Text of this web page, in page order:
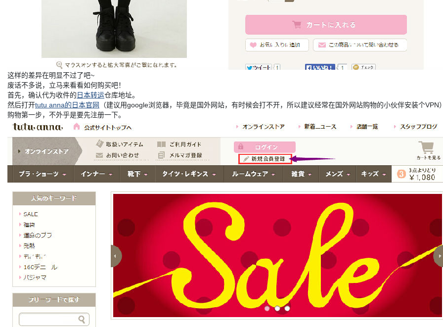
这样的差异在明显不过了吧~
废话不多说，立马来看看如何购买吧！
首先，确认代为收件的 日本转运仓库地址。
然后打开tutu anna的日本官网
（建议用google浏览器，毕竟是国外网站，有时候会打不开，所以建议经常在国外网站购物的小伙伴安装个VPN
购物第一步，不外乎是要先注册一下。